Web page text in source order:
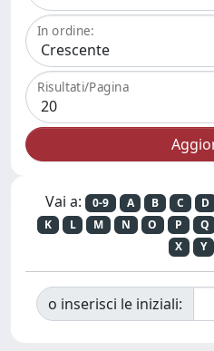
In ordine:
Risultati/Pagina
Vai a: 0-9 A B C D
K
L M N O P Q
X
Y
o inserisci le iniziali: